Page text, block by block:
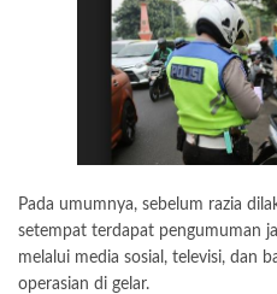
Pada umumnya, sebelum razia
setempat terdapat pengumuman
melalui media sosial, televisi, dan
operasian di gelar.